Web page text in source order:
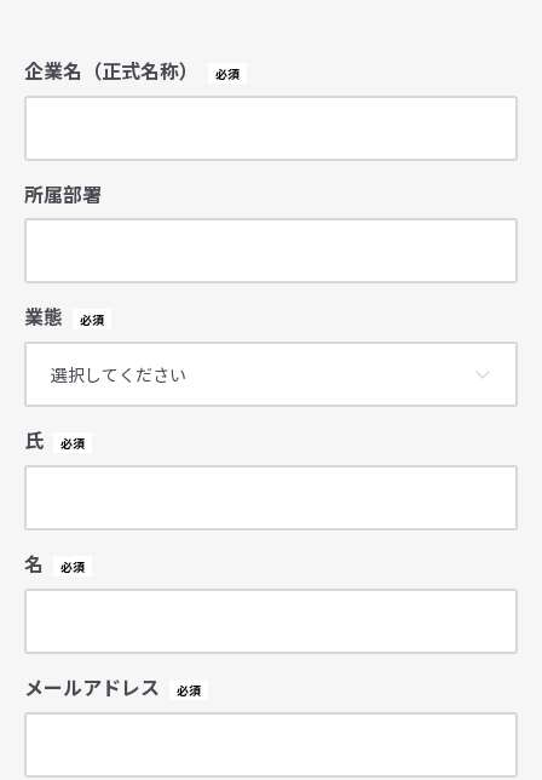
企業名（正式名称）
所属部署
業態
氏
名
メールアドレス